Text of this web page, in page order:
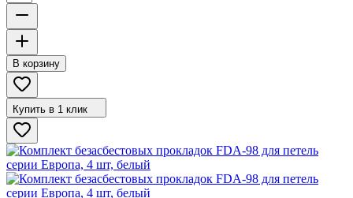
В корзину
Купить в 1 клик